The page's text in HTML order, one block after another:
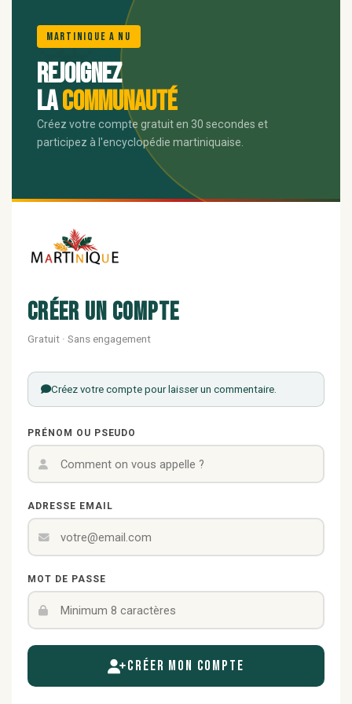
🌺
Martinique A Nu
Rejoignez
lacommunauté
Créez votre compte gratuit en 30 secondes et
participez à l'encyclopédie martiniquaise.
Créer un compte
Gratuit · Sans engagement
Créez votre compte pour laisser un commentaire.
PRÉNOM OU PSEUDO
ADRESSE EMAIL
MOT DE PASSE
Créer mon compte